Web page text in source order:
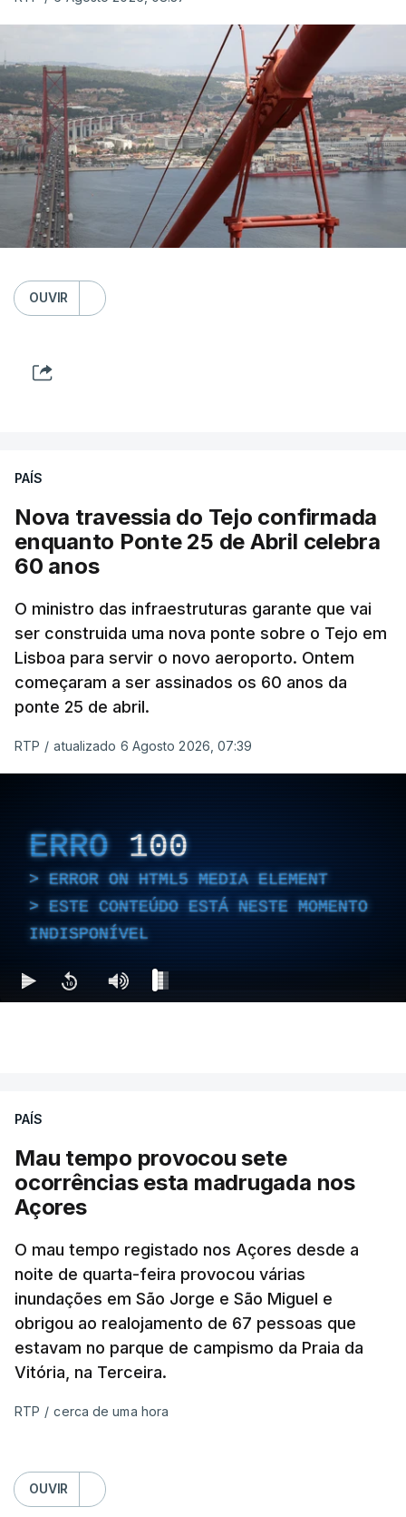
OUVIR
PAÍS
Nova travessia do Tejo confirmada
enquanto Ponte 25 de Abril celebra
60 anos
O ministro das infraestruturas garante que vai
ser construida uma nova ponte sobre o Tejo em
Lisboa para servir o novo aeroporto. Ontem
começaram a ser assinados os 60 anos da
ponte 25 de abril.
RTP / atualizado 6 Agosto 2026, 07:39
ERRO 100
ERROR ON HTML5 MEDIA ELEMENT
ESTE CONTEÚDO ESTÁ NESTE MOMENTO
INDISPONÍVEL
PAÍS
Mau tempo provocou sete
ocorrências esta madrugada nos
Açores
O mau tempo registado nos Açores desde a
noite de quarta-feira provocou várias
inundações em São Jorge e São Miguel e
obrigou ao realojamento de 67 pessoas que
estavam no parque de campismo da Praia da
Vitória, na Terceira.
RTP / cerca de uma hora
OUVIR